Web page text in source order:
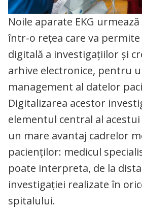
Noile aparate EKG
într-o reţea care va
digitală a investigaţiilor şi
arhive electronice, pentru
management al datelor
Digitalizarea acestor
elementul central al
un mare avantaj cadrelor
pacienților: medicul
poate interpreta, de la
investigației realizate în
spitalului.